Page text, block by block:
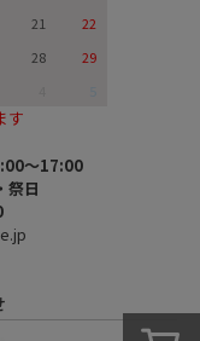
21
22
28
29
す
～17:00
祭日